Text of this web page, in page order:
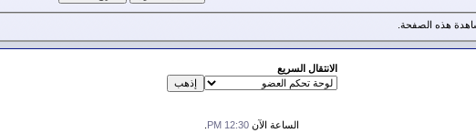
هذه الصفحة.
الانتقال السريع
الساعة الآن 12:30 PM